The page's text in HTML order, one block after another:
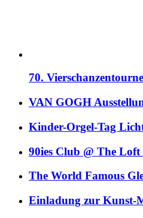
70.
VAN GOGH
Kinder-Orgel-Tag
90ies Club @ The
The World Famous
Einladung zur Kunst-